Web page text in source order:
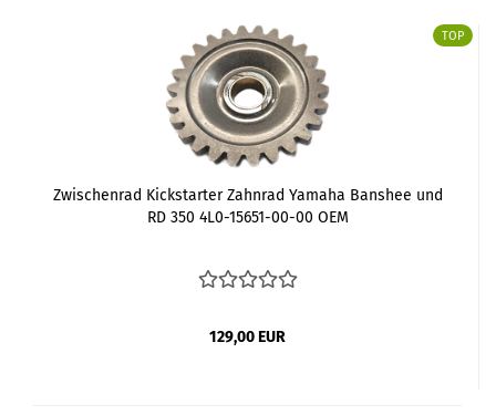
TOP
Zwischenrad Kickstarter Zahnrad Yamaha Banshee und
RD 350 4L0-15651-00-00 OEM
129,00 EUR